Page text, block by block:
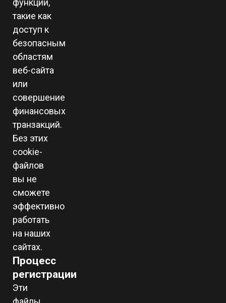
функции,
такие как
доступ к
безопасным
областям
веб-сайта
или
совершение
финансовых
транзакций.
Без этих
cookie-
файлов
вы не
сможете
эффективно
работать
на наших
сайтах.
Процесс
регистрации
Эти